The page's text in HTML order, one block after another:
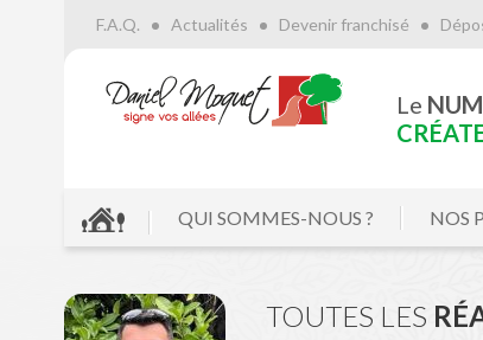
F.A.Q. Actualités Devenir franchisé
Le
QUI SOMMES-NOUS ? NOS
TOUTES LES